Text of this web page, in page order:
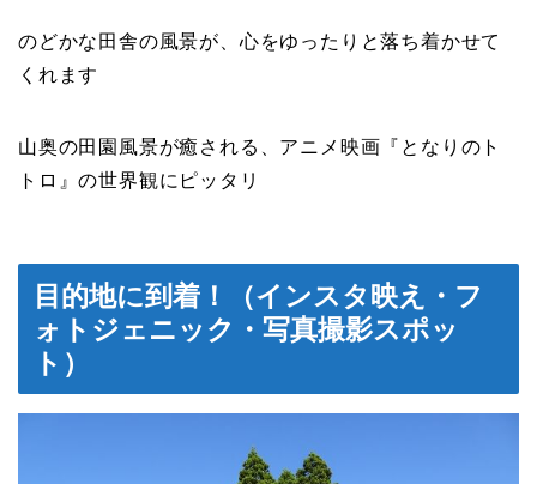
のどかな田舎の風景が、心をゆったりと落ち着かせて
くれます
山奥の田園風景が癒される、アニメ映画『となりのト
トロ』の世界観にピッタリ
目的地に到着！（インスタ映え・フ
ォトジェニック・写真撮影スポッ
ト）